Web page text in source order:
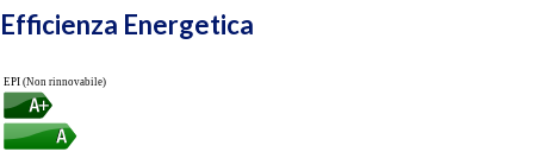
Efficienza Energetica
EPI (Non rinnovabile)